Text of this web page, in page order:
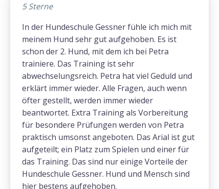
5 Sterne
In der Hundeschule Gessner fühle ich mich mit
meinem Hund sehr gut aufgehoben. Es ist
schon der 2. Hund, mit dem ich bei Petra
trainiere. Das Training ist sehr
abwechselungsreich. Petra hat viel Geduld und
erklärt immer wieder. Alle Fragen, auch wenn
öfter gestellt, werden immer wieder
beantwortet. Extra Training als Vorbereitung
für besondere Prüfungen werden von Petra
praktisch umsonst angeboten. Das Arial ist gut
aufgeteilt; ein Platz zum Spielen und einer für
das Training. Das sind nur einige Vorteile der
Hundeschule Gessner. Hund und Mensch sind
hier bestens aufgehoben.